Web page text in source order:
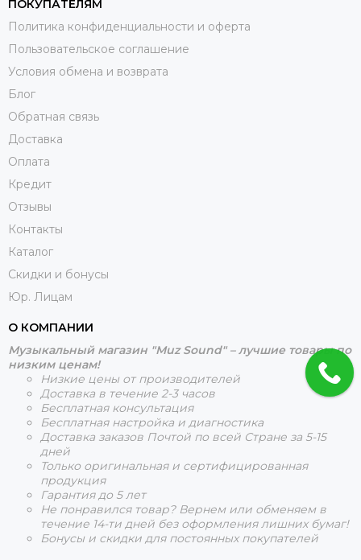
ПОКУПАТЕЛЯМ
Политика конфиденциальности и оферта
Пользовательское соглашение
Условия обмена и возврата
Блог
Обратная связь
Доставка
Оплата
Кредит
Отзывы
Контакты
Каталог
Скидки и бонусы
Юр. Лицам
О КОМПАНИИ
Музыкальный магазин "Muz Sound" – лучшие товары по
низким ценам!
Низкие цены от производителей
Доставка в течение 2-3 часов
Бесплатная консультация
Бесплатная настройка и диагностика
Доставка заказов Почтой по всей Стране за 5-15
дней
Только оригинальная и сертифицированная
продукция
Гарантия до 5 лет
Не понравился товар? Вернем или обменяем в
течение 14-ти дней без оформления лишних бумаг!
Бонусы и скидки для постоянных покупателей